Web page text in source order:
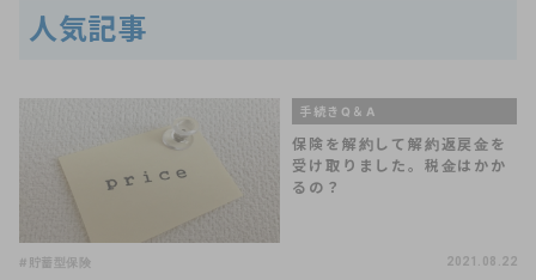
人気記事
手続きQ＆A
保険を解約して解約返戻金を
受け取りました。税金はかか
るの？
#貯蓄型保険 2021.08.22